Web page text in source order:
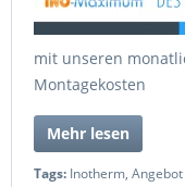
mit unseren
Montagekosten
Mehr lesen
Tags: Inotherm, Angebot